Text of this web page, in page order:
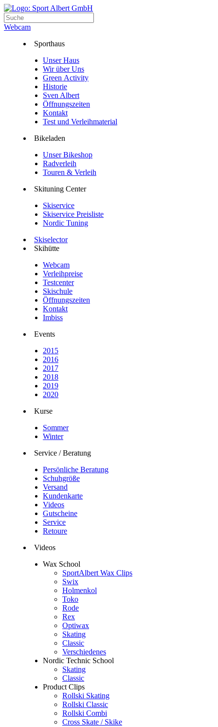
Webcam
Sporthaus
Unser Haus
Wir über Uns
Green Activity
Historie
Sven Albert
Öffnungszeiten
Kontakt
Test und Verleihmaterial
Bikeladen
Unser Bikeshop
Radverleih
Touren & Verleih
Skituning Center
Skiservice
Skiservice Preisliste
Nordic Tuning
Skiselector
Skihütte
Webcam
Verleihpreise
Testcenter
Skischule
Öffnungszeiten
Kontakt
Imbiss
Events
2015
2016
2017
2018
2019
2020
Kurse
Sommer
Winter
Service / Beratung
Persönliche Beratung
Schuhgröße
Versand
Kundenkarte
Videos
Gutscheine
Service
Retoure
Videos
Wax School
SportAlbert Wax Clips
Swix
Holmenkol
Toko
Rode
Rex
Optiwax
Skating
Classic
Verschiedenes
Nordic Technic School
Skating
Classic
Product Clips
Rollski Skating
Rollski Classic
Rollski Combi
Cross Skate / Skike